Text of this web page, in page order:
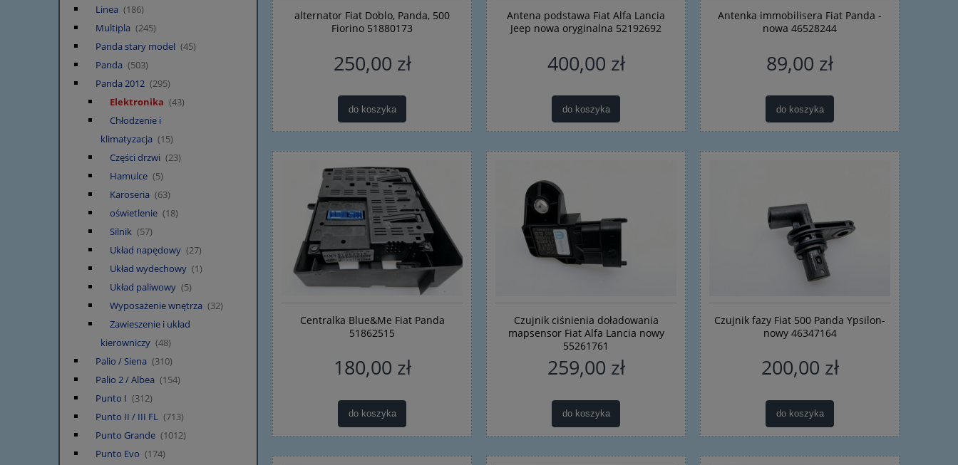
Linea (186)
Multipla (245)
Panda stary model (45)
Panda (503)
Panda 2012 (295)
Elektronika (43)
Chłodzenie i
klimatyzacja (15)
Części drzwi (23)
Hamulce (5)
Karoseria (63)
oświetlenie (18)
Silnik (57)
Układ napędowy (27)
Układ wydechowy (1)
Układ paliwowy (5)
Wyposażenie wnętrza (32)
Zawieszenie i układ
kierowniczy (48)
Palio / Siena (310)
Palio 2 / Albea (154)
Punto I (312)
Punto II / III FL (713)
Punto Grande (1012)
Punto Evo (174)
alternator Fiat Doblo, Panda, 500
Fiorino 51880173
250,00 zł
do koszyka
Antena podstawa Fiat Alfa Lancia
Jeep nowa oryginalna 52192692
400,00 zł
do koszyka
Antenka immobilisera Fiat Panda -
nowa 46528244
89,00 zł
do koszyka
Centralka Blue&Me Fiat Panda
51862515
180,00 zł
do koszyka
Czujnik ciśnienia doładowania
mapsensor Fiat Alfa Lancia nowy
55261761
259,00 zł
do koszyka
Czujnik fazy Fiat 500 Panda Ypsilon-
nowy 46347164
200,00 zł
do koszyka